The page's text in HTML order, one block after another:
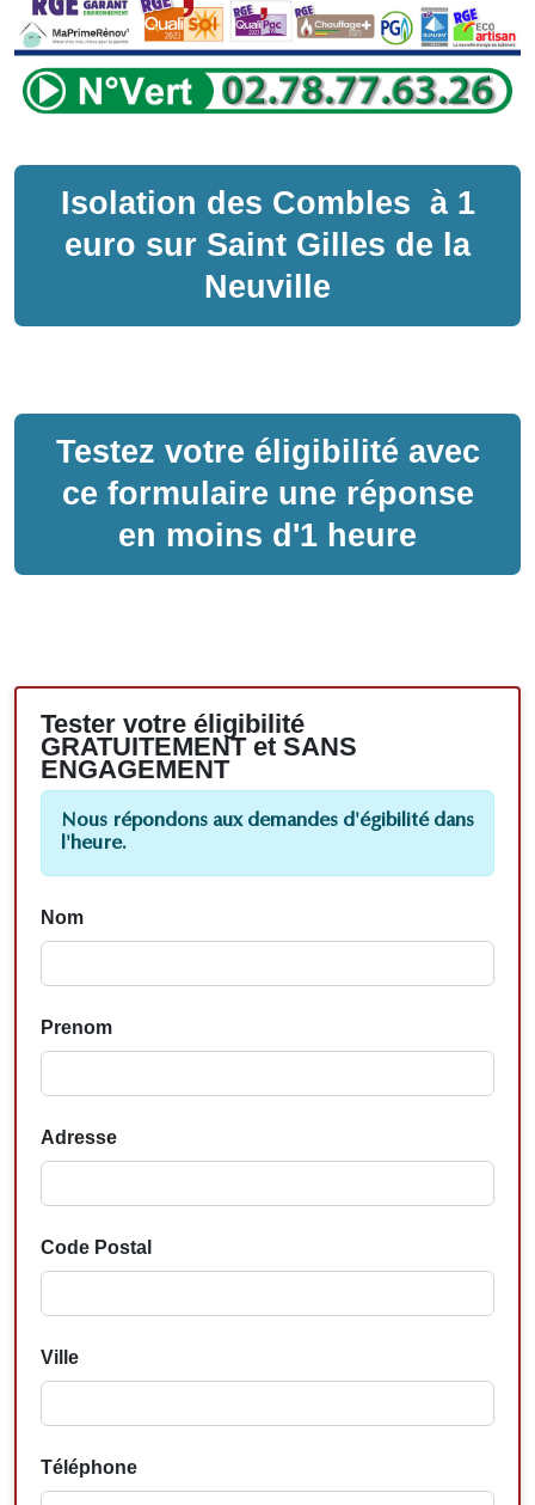
Isolation des Combles à 1
euro sur Saint Gilles de la
Neuville
Testez votre éligibilité avec
ce formulaire une réponse
en moins d'1 heure
Tester votre éligibilité
GRATUITEMENT et SANS
ENGAGEMENT
Nous répondons aux demandes d'égibilité dans
l'heure.
Nom
Prenom
Adresse
Code Postal
Ville
Téléphone